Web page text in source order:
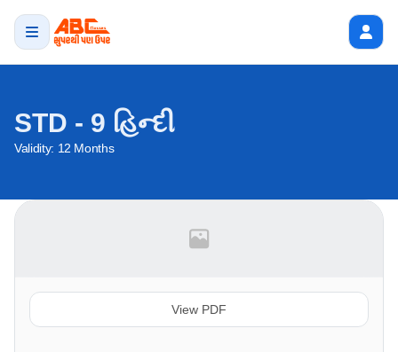
STD - 9 હિન્દી
Validity: 12 Months
View PDF